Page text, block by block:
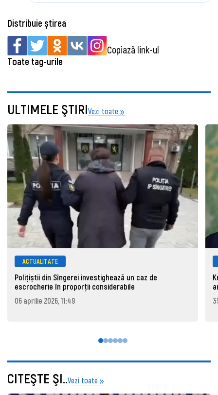
Distribuie știrea
Copiază link-ul
Toate tag-urile
ULTIMELE ŞTIRIVezi toate
ACTUALITATE
Polițiștii din Sîngerei investighează un caz de
escrocherie în proporții considerabile
06 aprilie 2026, 11:49
CITEŞTE ŞI..Vezi toate